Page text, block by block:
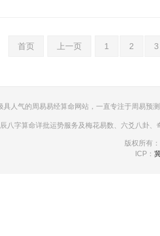
首页 上一页 1 2 3
具人气的周易易经算命网站，一直专注于周易预
八字算命详批运势服务及梅花易数、六爻八卦
版权所有
ICP：